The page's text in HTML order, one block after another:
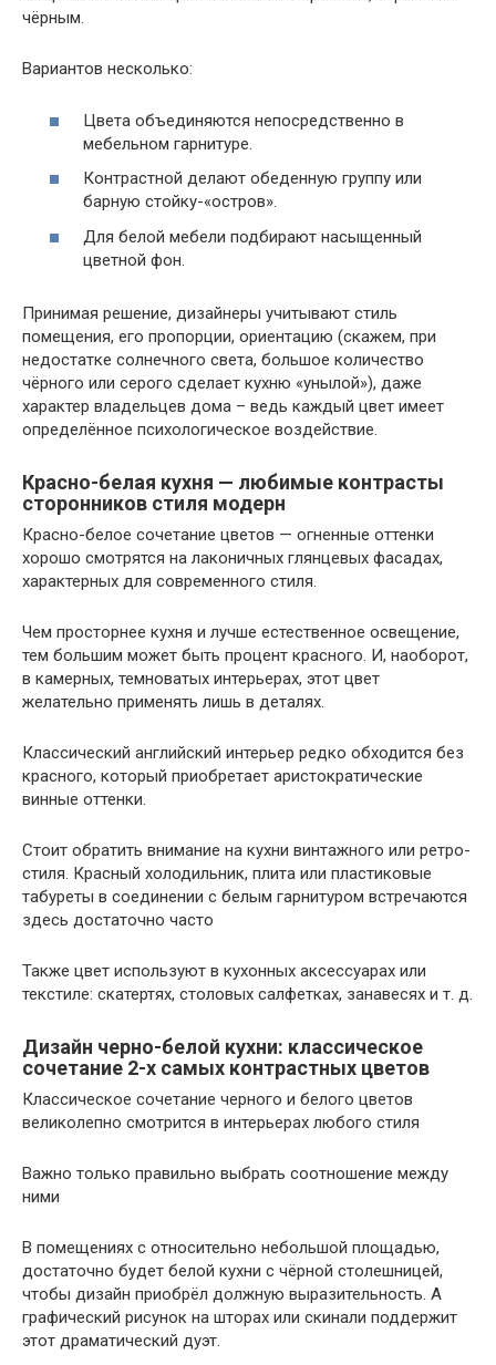
чёрным.
Вариантов несколько:
Цвета объединяются непосредственно в
мебельном гарнитуре.
Контрастной делают обеденную группу или
барную стойку-«остров».
Для белой мебели подбирают насыщенный
цветной фон.
Принимая решение, дизайнеры учитывают стиль
помещения, его пропорции, ориентацию (скажем, при
недостатке солнечного света, большое количество
чёрного или серого сделает кухню «унылой»), даже
характер владельцев дома – ведь каждый цвет имеет
определённое психологическое воздействие.
Красно-белая кухня — любимые контрасты
сторонников стиля модерн
Красно-белое сочетание цветов — огненные оттенки
хорошо смотрятся на лаконичных глянцевых фасадах,
характерных для современного стиля.
Чем просторнее кухня и лучше естественное освещение,
тем большим может быть процент красного. И, наоборот,
в камерных, темноватых интерьерах, этот цвет
желательно применять лишь в деталях.
Классический английский интерьер редко обходится без
красного, который приобретает аристократические
винные оттенки.
Стоит обратить внимание на кухни винтажного или ретро-
стиля. Красный холодильник, плита или пластиковые
табуреты в соединении с белым гарнитуром встречаются
здесь достаточно часто
Также цвет используют в кухонных аксессуарах или
текстиле: скатертях, столовых салфетках, занавесях и т. д.
Дизайн черно-белой кухни: классическое
сочетание 2-х самых контрастных цветов
Классическое сочетание черного и белого цветов
великолепно смотрится в интерьерах любого стиля
Важно только правильно выбрать соотношение между
ними
В помещениях с относительно небольшой площадью,
достаточно будет белой кухни с чёрной столешницей,
чтобы дизайн приобрёл должную выразительность. А
графический рисунок на шторах или скинали поддержит
этот драматический дуэт.